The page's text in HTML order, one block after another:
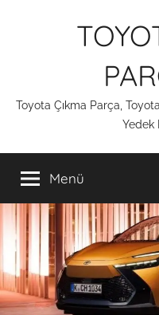
Toyota Çıkma Parça,
Yedek
Menü